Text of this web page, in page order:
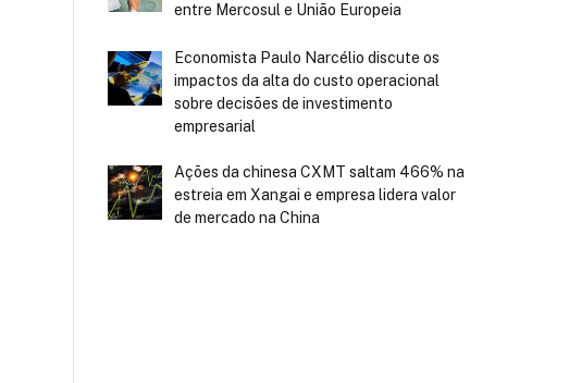
entre Mercosul e União Europeia
Economista Paulo Narcélio discute os
impactos da alta do custo operacional
sobre decisões de investimento
empresarial
Ações da chinesa CXMT saltam 466% na
estreia em Xangai e empresa lidera valor
de mercado na China